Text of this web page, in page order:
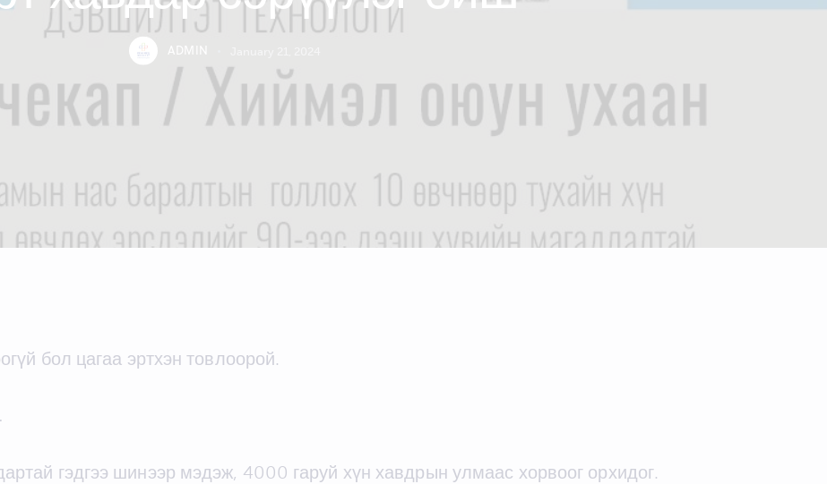
ADMIN
бол цагаа эртхэн товлоорой.
гэдгээ шинээр мэдэж, 4000 гаруй хүн хавдрын улмаас хорвоог орхидог.